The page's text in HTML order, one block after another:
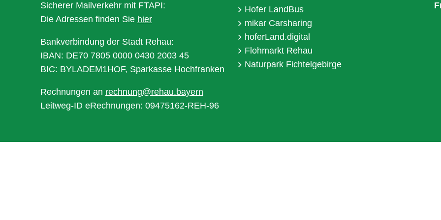
Sicherer Mailverkehr mit FTAPI:
Die Adressen finden Sie hier
Bankverbindung der Stadt Rehau:
IBAN: DE70 7805 0000 0430 2003 45
BIC: BYLADEM1HOF, Sparkasse Hochfranken
Rechnungen an rechnung@rehau.bayern
Leitweg-ID eRechnungen: 09475162-REH-96
Hofer LandBus
mikar Carsharing
hoferLand.digital
Flohmarkt Rehau
Naturpark Fichtelgebirge